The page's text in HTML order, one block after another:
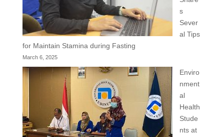
s
Sever
al Tips
for Maintain Stamina during Fasting
March 6, 2025
Enviro
nment
al
Health
Stude
nts at